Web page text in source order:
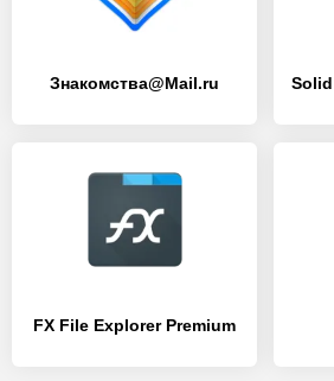
Знакомства@Mail.ru
FX File Explorer Premium